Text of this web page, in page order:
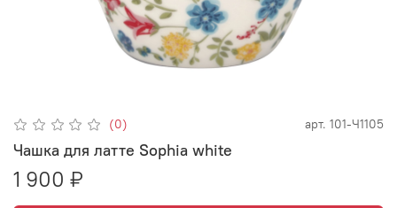
(0) арт. 101-Ч1105
Чашка для латте Sophia white
1 900 ₽